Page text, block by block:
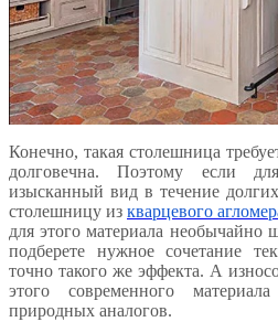
Конечно, такая столешница
долговечна. Поэтому если
изысканный вид в течение
столешницу из кварцевого
для этого материала необычайно
подберете нужное сочетание
точно такого же эффекта. А
этого современного
природных аналогов.